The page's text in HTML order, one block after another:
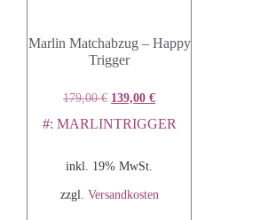
Marlin Matchabzug – Happy
Trigger
179,00€ 139,00€
#: MARLINTRIGGER
inkl. 19% MwSt.
zzgl. Versandkosten